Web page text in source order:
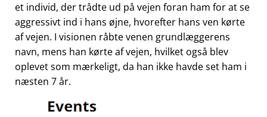
et individ, der trådte ud på vejen foran ham for at se
aggressivt ind i hans øjne, hvorefter hans ven kørte
af vejen. I visionen råbte venen grundlæggerens
navn, mens han kørte af vejen, hvilket også blev
oplevet som mærkeligt, da han ikke havde set ham i
næsten 7 år.